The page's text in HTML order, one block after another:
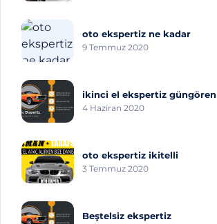
oto ekspertiz ne kadar
9 Temmuz 2020
ikinci el ekspertiz güngören
4 Haziran 2020
oto ekspertiz ikitelli
3 Temmuz 2020
Beştelsiz ekspertiz